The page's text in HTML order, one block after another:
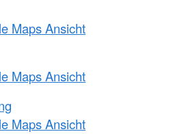
Maps Ansicht
Maps Ansicht
Maps Ansicht